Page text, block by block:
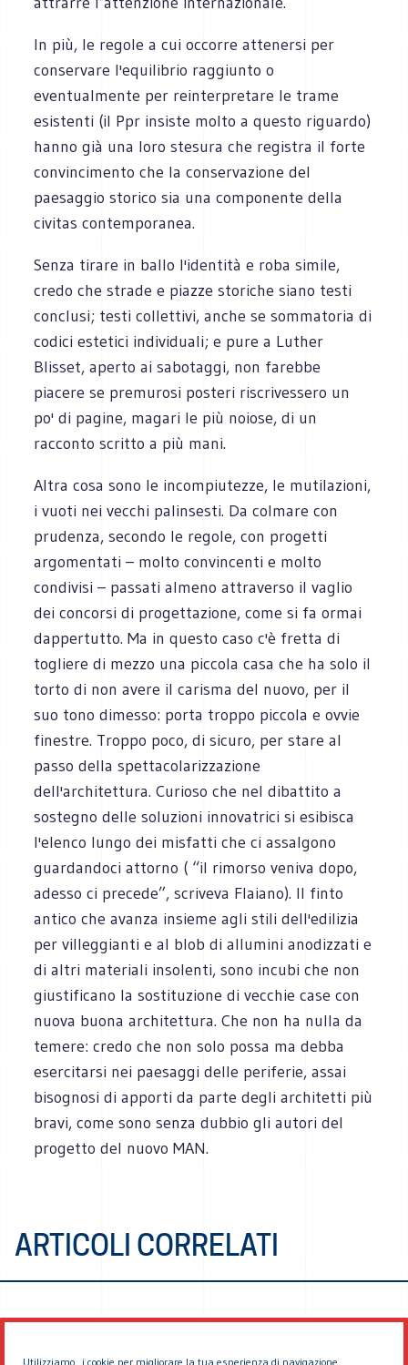
Utilizziamo i cookie per migliorare la tua esperienza di navigazione.
In più, le regole a cui occorre attenersi per
conservare l'equilibrio raggiunto o
eventualmente per reinterpretare le trame
esistenti (il Ppr insiste molto a questo riguardo)
hanno già una loro stesura che registra il forte
convincimento che la conservazione del
paesaggio storico sia una componente della
civitas contemporanea.
Senza tirare in ballo l'identità e roba simile,
credo che strade e piazze storiche siano testi
conclusi; testi collettivi, anche se sommatoria di
codici estetici individuali; e pure a Luther
Blisset, aperto ai sabotaggi, non farebbe
piacere se premurosi posteri riscrivessero un
po' di pagine, magari le più noiose, di un
racconto scritto a più mani.
Altra cosa sono le incompiutezze, le mutilazioni,
i vuoti nei vecchi palinsesti. Da colmare con
prudenza, secondo le regole, con progetti
argomentati – molto convincenti e molto
condivisi – passati almeno attraverso il vaglio
dei concorsi di progettazione, come si fa ormai
dappertutto. Ma in questo caso c'è fretta di
togliere di mezzo una piccola casa che ha solo il
torto di non avere il carisma del nuovo, per il
suo tono dimesso: porta troppo piccola e ovvie
finestre. Troppo poco, di sicuro, per stare al
passo della spettacolarizzazione
dell'architettura. Curioso che nel dibattito a
sostegno delle soluzioni innovatrici si esibisca
l'elenco lungo dei misfatti che ci assalgono
guardandoci attorno ( “il rimorso veniva dopo,
adesso ci precede”, scriveva Flaiano). Il finto
antico che avanza insieme agli stili dell'edilizia
per villeggianti e al blob di allumini anodizzati e
di altri materiali insolenti, sono incubi che non
giustificano la sostituzione di vecchie case con
nuova buona architettura. Che non ha nulla da
temere: credo che non solo possa ma debba
esercitarsi nei paesaggi delle periferie, assai
bisognosi di apporti da parte degli architetti più
bravi, come sono senza dubbio gli autori del
progetto del nuovo MAN.
ARTICOLI CORRELATI